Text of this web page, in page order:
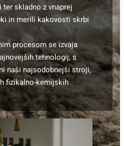
skladno z vnaprej
in merili kakovosti skrbi
procesom se izvaja
tehnologij, s
naši najsodobnejši stroji,
fizikalno-kemijskih